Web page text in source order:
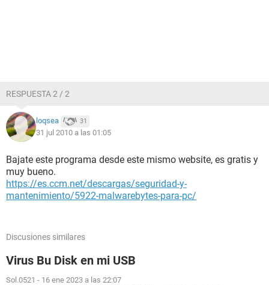
RESPUESTA 2 / 2
loqsea 31
31 jul 2010 a las 01:05
Bajate este programa desde este mismo website, es gratis y
muy bueno.
https://es.ccm.net/descargas/seguridad-y-
mantenimiento/5922-malwarebytes-para-pc/
Discusiones similares
Virus Bu Disk en mi USB
Sol.0521 - 16 ene 2023 a las 22:07